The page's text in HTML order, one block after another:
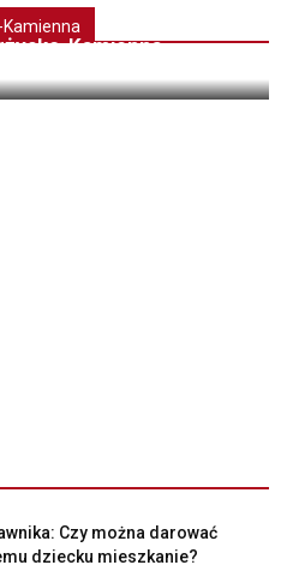
Kamienna
Czy można darować
dziecku mieszkanie?